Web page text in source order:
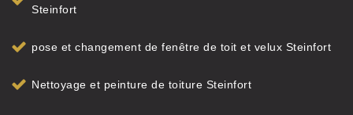
Steinfort
pose et changement de fenêtre de toit et velux Steinfort
Nettoyage et peinture de toiture Steinfort